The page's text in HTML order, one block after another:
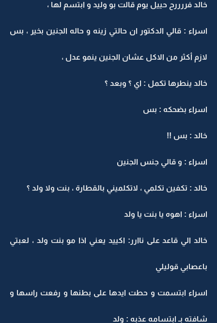
خالد فررررح حييل يوم قالت بو وليد و ابتسم لها ،
اسراء : قالي الدكتور ان حالتي زينه و حاله الجنين بخير ، بس
لازم أكثر من الاكل عشان الجنين ينمو عدل ،
خالد ينطرها تكمل : اي ؟ وبعد ؟
اسراء بضحكه : بس
خالد : بس !!
اسراء : و قالي جنس الجنين
خالد : تكفين تكلمي ، لاتكلميني بالقطارة ، بنت ولا ولد ؟
اسراء : اهوه يا بنت يا ولد
خالد الي قاعد على ناارر: اكييد يعني اذا مو بنت ولد ، لعبتي
باعصابي قوليلي
اسراء ابتسمت و حطت ايدها على بطنها و رفعت راسها و
شافته بـ ابتسامه عذبه : ولد